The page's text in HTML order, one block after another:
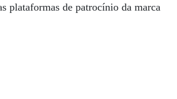
plataformas de patrocínio da marca